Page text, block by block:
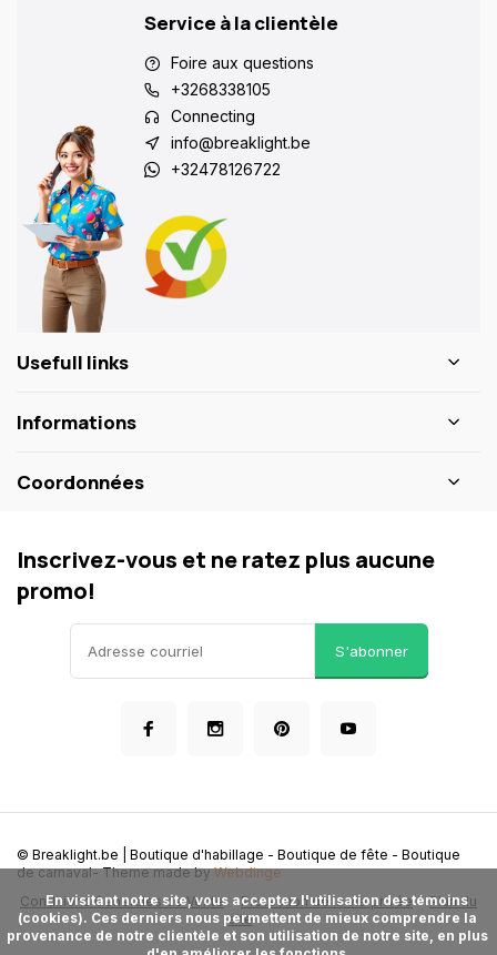
Service à la clientèle
Foire aux questions
+3268338105
Connecting
info@breaklight.be
+32478126722
Usefull links
Informations
Coordonnées
Inscrivez-vous et ne ratez plus aucune
promo!
S'abonner
Conditions Generales de Vente Protection de la vie privée
Plan du
site
© Breaklight.be | Boutique d'habillage - Boutique de fête - Boutique
de carnaval- Theme made byWebdinge
      En visitant notre site, vous acceptez l'utilisation des témoins
(cookies). Ces derniers nous permettent de mieux comprendre la
provenance de notre clientèle et son utilisation de notre site, en plus